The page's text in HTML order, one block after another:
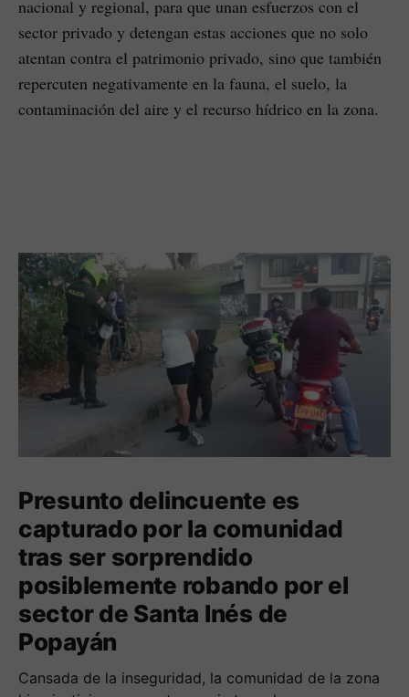
nacional y regional, para que unan esfuerzos con el
sector privado y detengan estas acciones que no solo
atentan contra el patrimonio privado, sino que también
repercuten negativamente en la fauna, el suelo, la
contaminación del aire y el recurso hídrico en la zona.
Presunto delincuente es
capturado por la comunidad
tras ser sorprendido
posiblemente robando por el
sector de Santa Inés de
Popayán
Cansada de la inseguridad, la comunidad de la zona